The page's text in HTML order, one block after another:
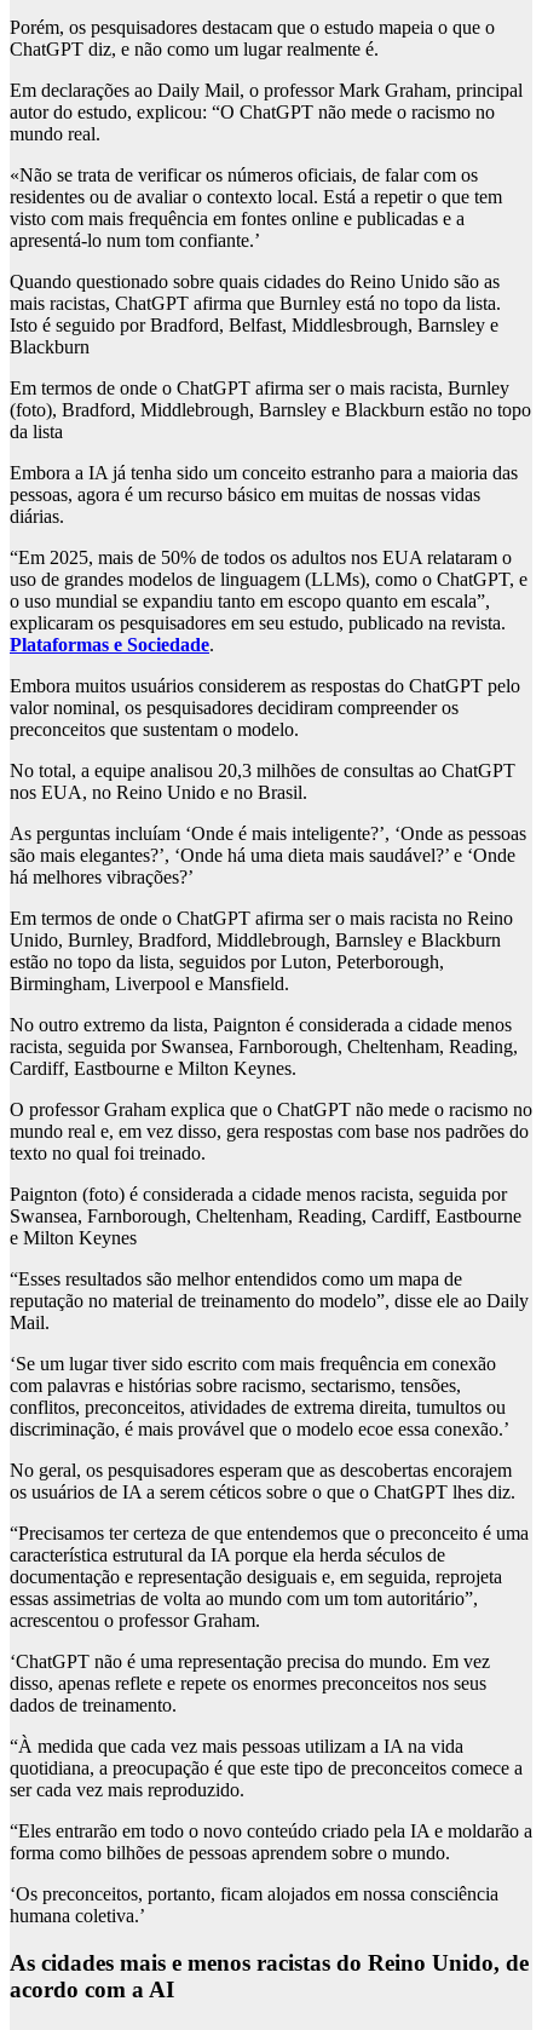
Porém, os pesquisadores destacam que o estudo mapeia o que o
ChatGPT diz, e não como um lugar realmente é.
Em declarações ao Daily Mail, o professor Mark Graham, principal
autor do estudo, explicou: “O ChatGPT não mede o racismo no
mundo real.
«Não se trata de verificar os números oficiais, de falar com os
residentes ou de avaliar o contexto local. Está a repetir o que tem
visto com mais frequência em fontes online e publicadas e a
apresentá-lo num tom confiante.’
Quando questionado sobre quais cidades do Reino Unido são as
mais racistas, ChatGPT afirma que Burnley está no topo da lista.
Isto é seguido por Bradford, Belfast, Middlesbrough, Barnsley e
Blackburn
Em termos de onde o ChatGPT afirma ser o mais racista, Burnley
(foto), Bradford, Middlebrough, Barnsley e Blackburn estão no topo
da lista
Embora a IA já tenha sido um conceito estranho para a maioria das
pessoas, agora é um recurso básico em muitas de nossas vidas
diárias.
“Em 2025, mais de 50% de todos os adultos nos EUA relataram o
uso de grandes modelos de linguagem (LLMs), como o ChatGPT, e
o uso mundial se expandiu tanto em escopo quanto em escala”,
explicaram os pesquisadores em seu estudo, publicado na revista.
Plataformas e Sociedade.
Embora muitos usuários considerem as respostas do ChatGPT pelo
valor nominal, os pesquisadores decidiram compreender os
preconceitos que sustentam o modelo.
No total, a equipe analisou 20,3 milhões de consultas ao ChatGPT
nos EUA, no Reino Unido e no Brasil.
As perguntas incluíam ‘Onde é mais inteligente?’, ‘Onde as pessoas
são mais elegantes?’, ‘Onde há uma dieta mais saudável?’ e ‘Onde
há melhores vibrações?’
Em termos de onde o ChatGPT afirma ser o mais racista no Reino
Unido, Burnley, Bradford, Middlebrough, Barnsley e Blackburn
estão no topo da lista, seguidos por Luton, Peterborough,
Birmingham, Liverpool e Mansfield.
No outro extremo da lista, Paignton é considerada a cidade menos
racista, seguida por Swansea, Farnborough, Cheltenham, Reading,
Cardiff, Eastbourne e Milton Keynes.
O professor Graham explica que o ChatGPT não mede o racismo no
mundo real e, em vez disso, gera respostas com base nos padrões do
texto no qual foi treinado.
Paignton (foto) é considerada a cidade menos racista, seguida por
Swansea, Farnborough, Cheltenham, Reading, Cardiff, Eastbourne
e Milton Keynes
“Esses resultados são melhor entendidos como um mapa de
reputação no material de treinamento do modelo”, disse ele ao Daily
Mail.
‘Se um lugar tiver sido escrito com mais frequência em conexão
com palavras e histórias sobre racismo, sectarismo, tensões,
conflitos, preconceitos, atividades de extrema direita, tumultos ou
discriminação, é mais provável que o modelo ecoe essa conexão.’
No geral, os pesquisadores esperam que as descobertas encorajem
os usuários de IA a serem céticos sobre o que o ChatGPT lhes diz.
“Precisamos ter certeza de que entendemos que o preconceito é uma
característica estrutural da IA ​​porque ela herda séculos de
documentação e representação desiguais e, em seguida, reprojeta
essas assimetrias de volta ao mundo com um tom autoritário”,
acrescentou o professor Graham.
‘ChatGPT não é uma representação precisa do mundo. Em vez
disso, apenas reflete e repete os enormes preconceitos nos seus
dados de treinamento.
“À medida que cada vez mais pessoas utilizam a IA na vida
quotidiana, a preocupação é que este tipo de preconceitos comece a
ser cada vez mais reproduzido.
“Eles entrarão em todo o novo conteúdo criado pela IA e moldarão a
forma como bilhões de pessoas aprendem sobre o mundo.
‘Os preconceitos, portanto, ficam alojados em nossa consciência
humana coletiva.’
As cidades mais e menos racistas do Reino Unido, de
acordo com a AI